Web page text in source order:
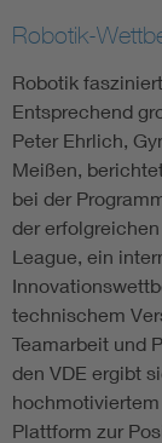
Robotik-
Robotik
Entsprechend
Peter Ehrlich,
Meißen,
bei der
der
League, ein
technischem
Teamarbeit und
den VDE ergibt
Plattform zur